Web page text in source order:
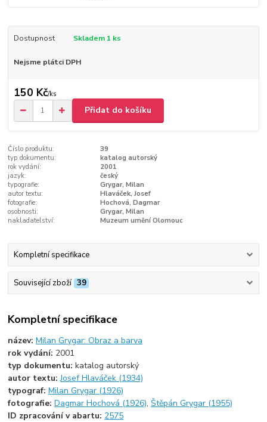
Dostupnost Skladem 1 ks
Nejsme plátci DPH
150 Kč/ks
Přidat do košíku
Číslo produktu:
39
typ dokumentu:
katalog autorský
rok vydání:
2001
jazyk:
český
typografie:
Grygar, Milan
autor textu:
Hlaváček, Josef
fotografie:
Hochová, Dagmar
osobnosti:
Grygar, Milan
nakladatelství:
Muzeum umění Olomouc
Kompletní specifikace
Související zboží 39
Kompletní specifikace
název:Milan Grygar: Obraz a barva
rok vydání: 2001
typ dokumentu:katalog autorský
autor textu:Josef Hlaváček (1934)
typograf:Milan Grygar (1926)
fotografie:Dagmar Hochová (1926),Štěpán Grygar (1955)
ID zpracování v abartu: 2575